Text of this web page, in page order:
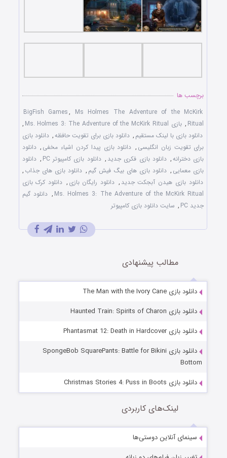
برچسب ها
BigFish Games, Ms Holmes The Adventure of the McKirk
Ritual
, بازی Ms. Holmes 3: The Adventure of the McKirk Ritual
,
دانلود بازی با لينک مستقيم , دانلود بازی برای تقويت حافظه, دانلود بازی
برای تقويت زبان انگليسی , دانلود بازی پيدا کردن اشياء مخفی , دانلود
بازی دخترانه, دانلود بازی فکری جديد , دانلود بازی کامپيوتر PC , دانلود
بازی معمايی , دانلود بازی های بيگ فيش گيم , دانلود بازی های جذاب ,
دانلود بازی هيدن آبجکت جديد , دانلود رايگان بازی , دانلود کرک بازی
Ms. Holmes 3: The Adventure of the McKirk Ritual
, دانلود گيم
جديد PC
, سايت دانلود بازی کامپيوتر
مطالب پیشنهادی
دانلود بازی The Man with the Ivory Cane
دانلود بازی Haunted Train: Spirits of Charon
دانلود بازی Phantasmat 12: Death in Hardcover
دانلود بازی SpongeBob SquarePants: Battle for Bikini
Bottom
دانلود بازی Christmas Stories 4: Puss in Boots
لینک‌های کاربردی
سینمای آنلاین دوستی‌ها